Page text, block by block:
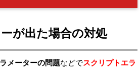
が出た場合の対処
メーターの問題などでスクリプトエラ